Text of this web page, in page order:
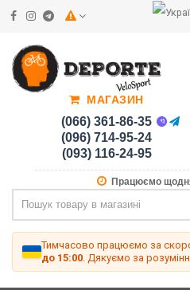
МАГАЗИН
(066) 361-86-35
(096) 714-95-24
(093) 116-24-95
Працюємо
Тимчасово працюємо за
до 15:00 . Дякуємо за